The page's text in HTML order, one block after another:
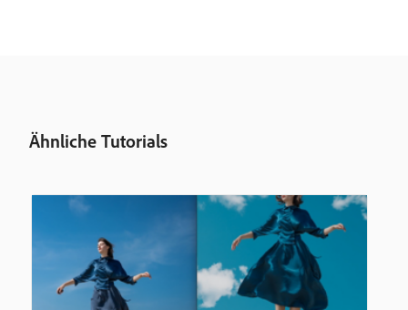
Ähnliche Tutorials